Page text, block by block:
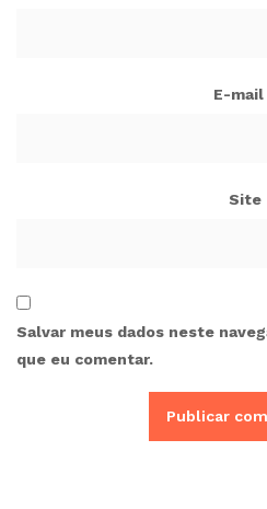
E-mail
Site
Salvar meus dados neste
que eu comentar.